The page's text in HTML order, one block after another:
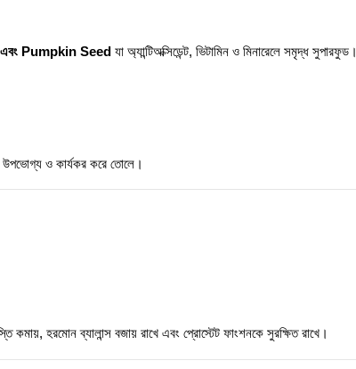
Pumpkin Seed যা অ্যান্টিঅক্সিডেন্ট, ভিটামিন ও মিনারেলে সমৃদ্ধ সুপারফুড।
উপভোগ্য ও কার্যকর করে তোলে।
কমায়, হরমোন ব্যালান্স বজায় রাখে এবং প্রোস্টেট ফাংশনকে সুরক্ষিত রাখে।